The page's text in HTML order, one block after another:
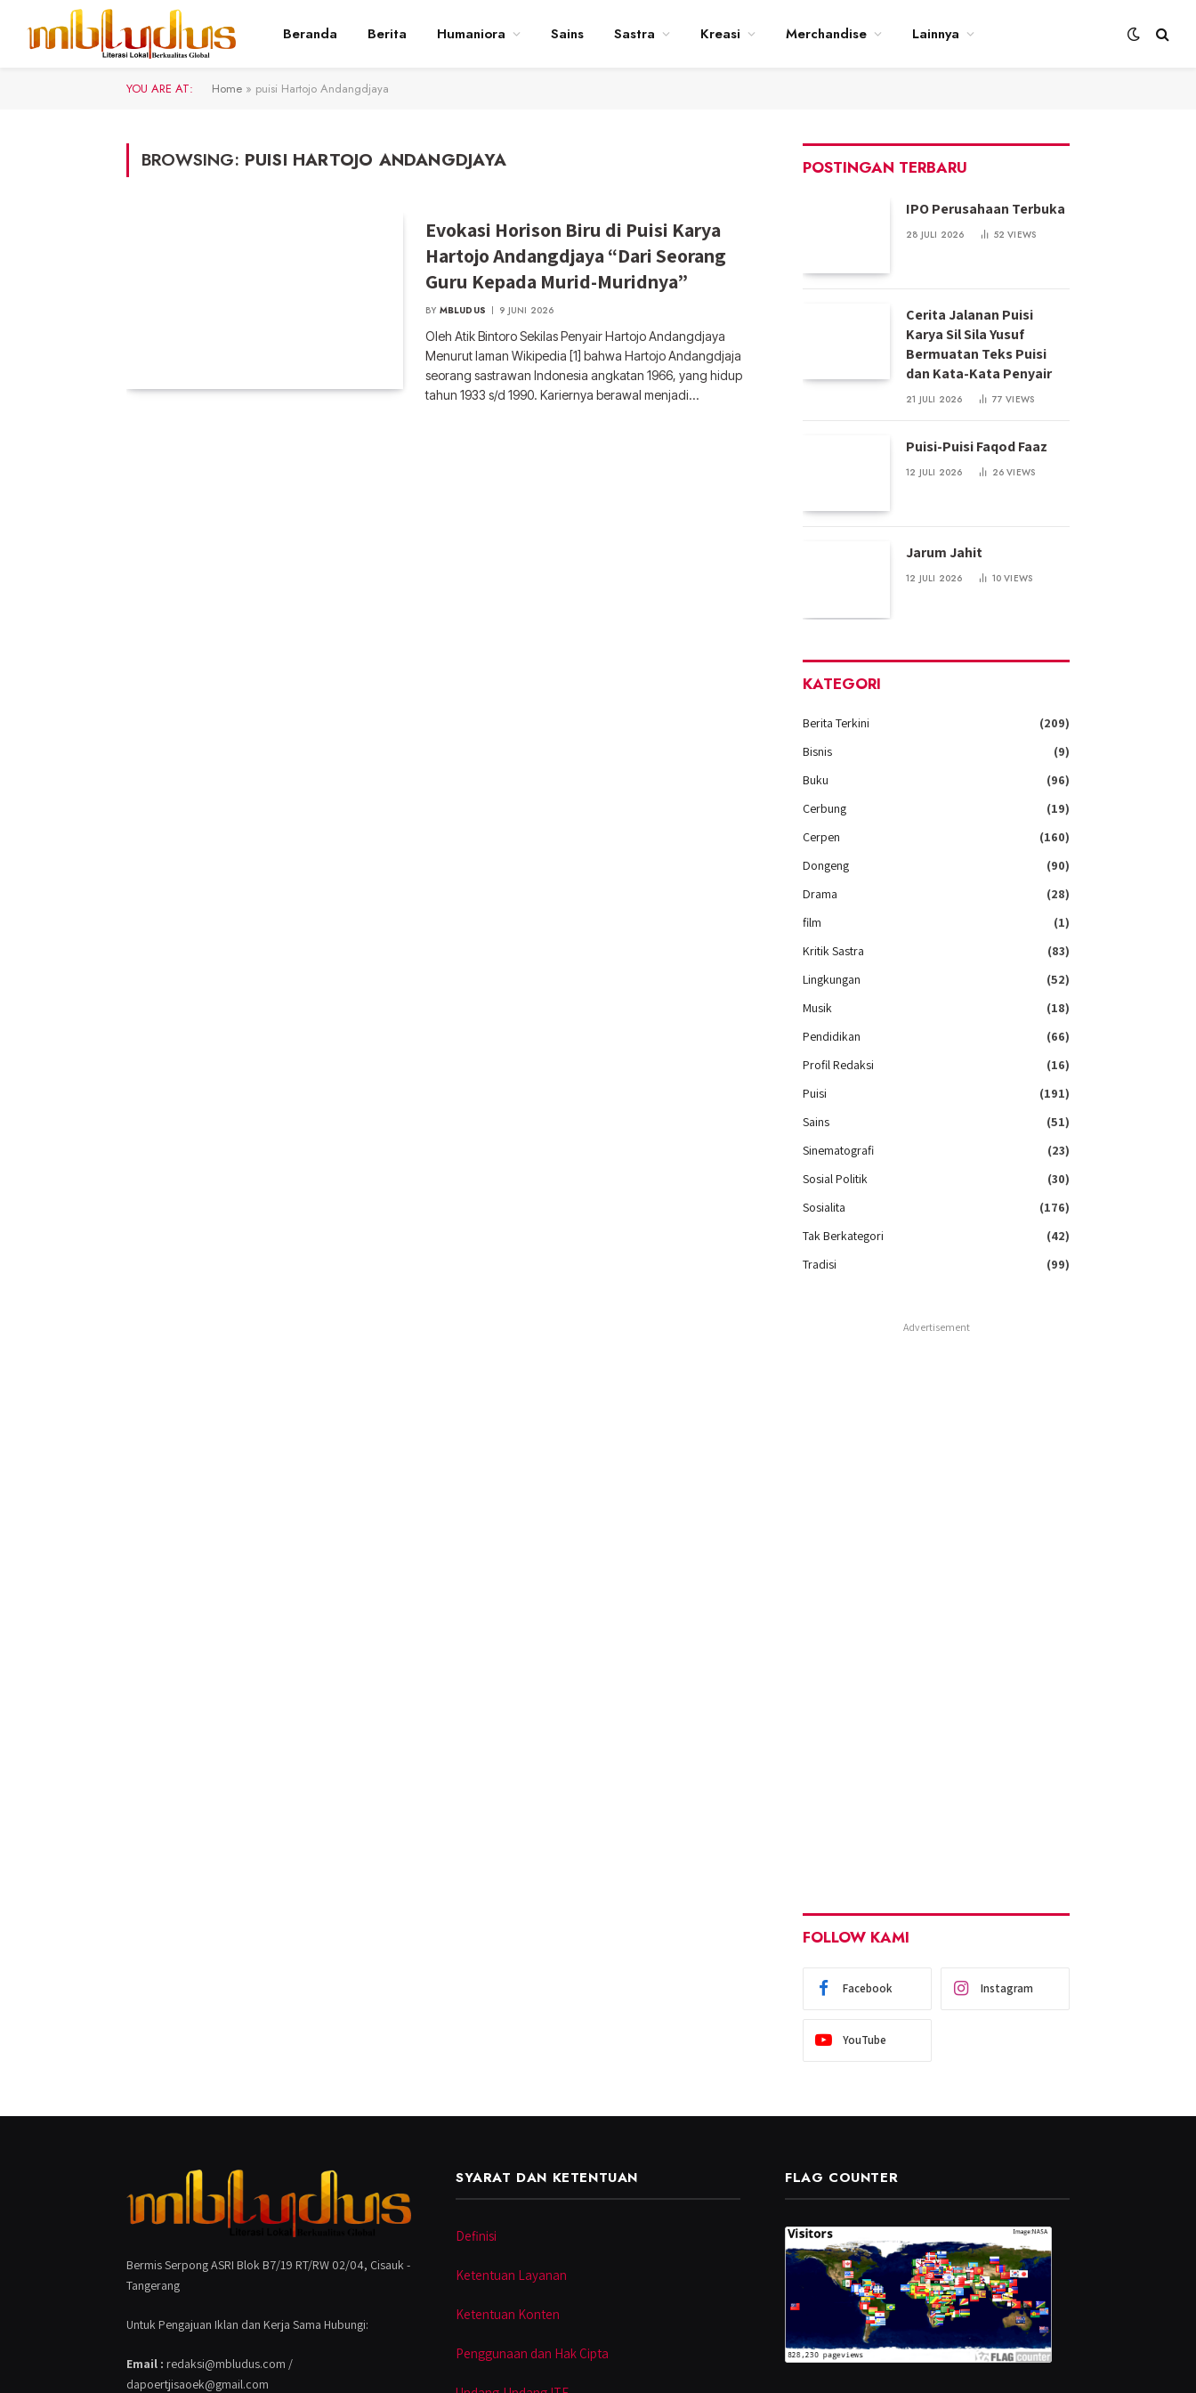
Beranda Berita Humaniora Sains Sastra Kreasi Merchandise Lainnya
YOU ARE AT: Home » puisi Hartojo Andangdjaya
BROWSING: PUISI HARTOJO ANDANGDJAYA
Evokasi Horison Biru di Puisi Karya
Hartojo Andangdjaya “Dari Seorang
Guru Kepada Murid-Muridnya”
BY MBLUDUS 9 JUNI 2026
Oleh Atik Bintoro Sekilas Penyair Hartojo Andangdjaya
Menurut laman Wikipedia [1] bahwa Hartojo Andangdjaja
seorang sastrawan Indonesia angkatan 1966, yang hidup
tahun 1933 s/d 1990. Kariernya berawal menjadi…
POSTINGAN TERBARU
IPO Perusahaan Terbuka
28 JULI 2026 52VIEWS
Cerita Jalanan Puisi
Karya Sil Sila Yusuf
Bermuatan Teks Puisi
dan Kata-Kata Penyair
21 JULI 2026 77VIEWS
Puisi-Puisi Faqod Faaz
12 JULI 2026 26VIEWS
Jarum Jahit
12 JULI 2026 10VIEWS
KATEGORI
Berita Terkini
(209)
Bisnis
(9)
Buku
(96)
Cerbung
(19)
Cerpen
(160)
Dongeng
(90)
Drama
(28)
film
(1)
Kritik Sastra
(83)
Lingkungan
(52)
Musik
(18)
Pendidikan
(66)
Profil Redaksi
(16)
Puisi
(191)
Sains
(51)
Sinematografi
(23)
Sosial Politik
(30)
Sosialita
(176)
Tak Berkategori
(42)
Tradisi
(99)
Advertisement
FOLLOW KAMI
Facebook Instagram
YouTube
Bermis Serpong ASRI Blok B7/19 RT/RW 02/04, Cisauk -
Tangerang
Untuk Pengajuan Iklan dan Kerja Sama Hubungi:
Email : redaksi@mbludus.com /
dapoertjisaoek@gmail.com
SYARAT DAN KETENTUAN
Definisi
Ketentuan Layanan
Ketentuan Konten
Penggunaan dan Hak Cipta
FLAG COUNTER